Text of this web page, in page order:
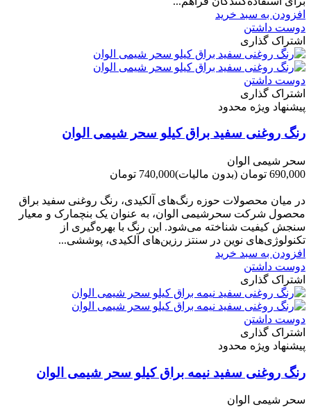
افزودن به سبد خرید
دوست داشتن
اشتراک گذاری
دوست داشتن
اشتراک گذاری
پیشنهاد ویژه محدود
رنگ روغنی سفید براق کیلو سحر شیمی الوان
سحر شیمی الوان
690,000 تومان
(بدون مالیات)740,000 تومان
در میان محصولات حوزه رنگ‌های آلکیدی، رنگ روغنی سفید براق
محصول شرکت سحرشیمی الوان، به عنوان یک بنچمارک و معیار
سنجش کیفیت شناخته می‌شود. این رنگ با بهره‌گیری از
تکنولوژی‌های نوین در سنتز رزین‌های آلکیدی، پوششی...
افزودن به سبد خرید
دوست داشتن
اشتراک گذاری
دوست داشتن
اشتراک گذاری
پیشنهاد ویژه محدود
رنگ روغنی سفید نیمه براق کیلو سحر شیمی الوان
سحر شیمی الوان